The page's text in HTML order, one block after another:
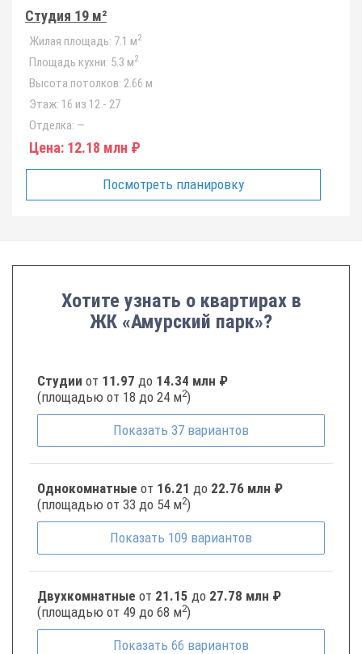
Студия 19 м²
Жилая площадь: 7.1 м2
Площадь кухни: 5.3 м2
Высота потолков: 2.66 м
Этаж: 16 из 12 - 27
Отделка: —
Цена: 12.18 млн ₽
Посмотреть планировку
Хотите узнать о квартирах в
ЖК «Амурский парк»?
Студии от 11.97 до 14.34 млн ₽
(площадью от 18 до 24 м2)
Показать 37 вариантов
Однокомнатные от 16.21 до 22.76 млн ₽
(площадью от 33 до 54 м2)
Показать 109 вариантов
Двухкомнатные от 21.15 до 27.78 млн ₽
(площадью от 49 до 68 м2)
Показать 66 вариантов